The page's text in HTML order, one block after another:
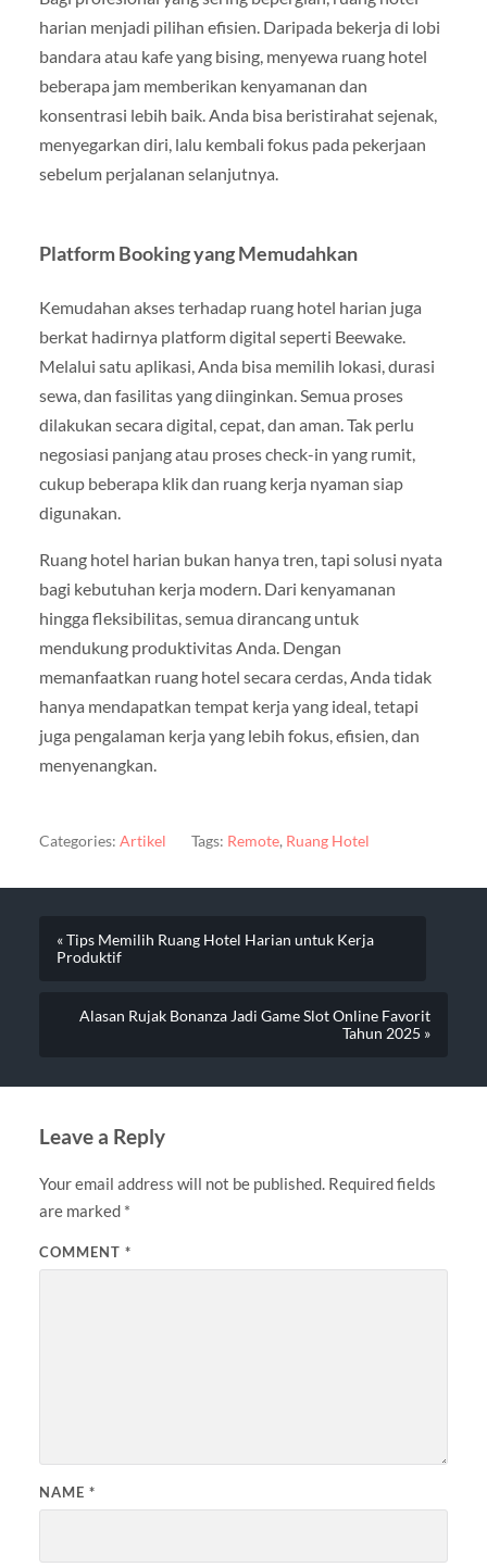
harian menjadi pilihan efisien. Daripada bekerja di lobi
bandara atau kafe yang bising, menyewa ruang hotel
beberapa jam memberikan kenyamanan dan
konsentrasi lebih baik. Anda bisa beristirahat sejenak,
menyegarkan diri, lalu kembali fokus pada pekerjaan
sebelum perjalanan selanjutnya.
Platform Booking yang Memudahkan
Kemudahan akses terhadap ruang hotel harian juga
berkat hadirnya platform digital seperti Beewake.
Melalui satu aplikasi, Anda bisa memilih lokasi, durasi
sewa, dan fasilitas yang diinginkan. Semua proses
dilakukan secara digital, cepat, dan aman. Tak perlu
negosiasi panjang atau proses check-in yang rumit,
cukup beberapa klik dan ruang kerja nyaman siap
digunakan.
Ruang hotel harian bukan hanya tren, tapi solusi nyata
bagi kebutuhan kerja modern. Dari kenyamanan
hingga fleksibilitas, semua dirancang untuk
mendukung produktivitas Anda. Dengan
memanfaatkan ruang hotel secara cerdas, Anda tidak
hanya mendapatkan tempat kerja yang ideal, tetapi
juga pengalaman kerja yang lebih fokus, efisien, dan
menyenangkan.
Categories: Artikel Tags: Remote, Ruang Hotel
« Tips Memilih Ruang Hotel Harian untuk Kerja
Produktif
Alasan Rujak Bonanza Jadi Game Slot Online Favorit
Tahun 2025 »
Leave a Reply
Your email address will not be published. Required fields
are marked *
COMMENT *
NAME *